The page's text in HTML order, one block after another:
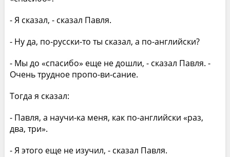
- Я сказал, - сказал Павля.
- Ну да, по-русски-то ты сказал, а по-английски?
- Мы до «спасибо» еще не дошли, - сказал Павля. -
Очень трудное пропо-ви-сание.
Тогда я сказал:
- Павля, а научи-ка меня, как по-английски «раз,
два, три».
- Я этого еще не изучил, - сказал Павля.